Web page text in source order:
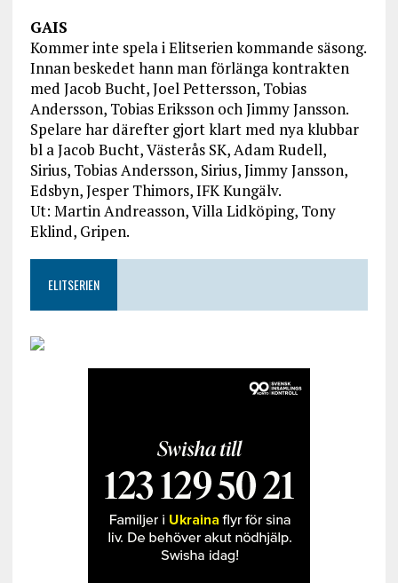
GAIS
Kommer inte spela i Elitserien kommande säsong.
Innan beskedet hann man förlänga kontrakten
med Jacob Bucht, Joel Pettersson, Tobias
Andersson, Tobias Eriksson och Jimmy Jansson.
Spelare har därefter gjort klart med nya klubbar
bl a Jacob Bucht, Västerås SK, Adam Rudell,
Sirius, Tobias Andersson, Sirius, Jimmy Jansson,
Edsbyn, Jesper Thimors, IFK Kungälv.
Ut: Martin Andreasson, Villa Lidköping, Tony
Eklind, Gripen.
ELITSERIEN